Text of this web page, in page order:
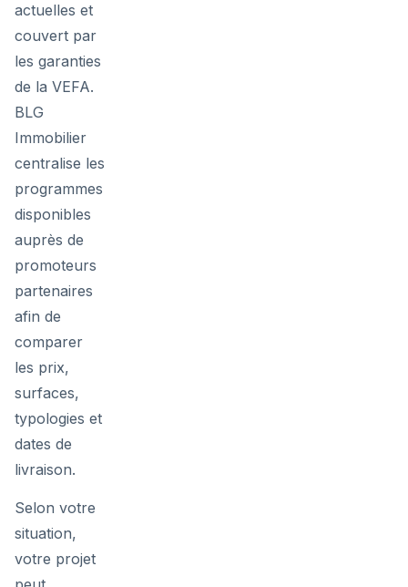
actuelles et
couvert par
les garanties
de la VEFA.
BLG
Immobilier
centralise les
programmes
disponibles
auprès de
promoteurs
partenaires
afin de
comparer
les prix,
surfaces,
typologies et
dates de
livraison.
Selon votre
situation,
votre projet